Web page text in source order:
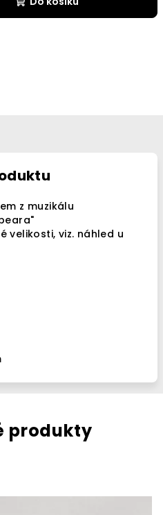
z muzikálu
velikosti, viz. náhled u
produkty